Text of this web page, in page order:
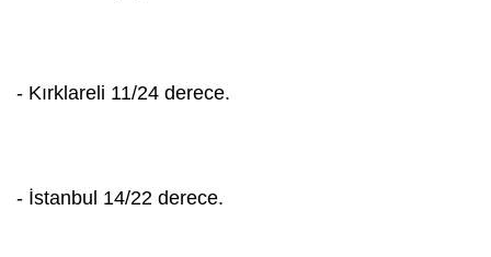
- Kırklareli 11/24 derece.
- İstanbul 14/22 derece.